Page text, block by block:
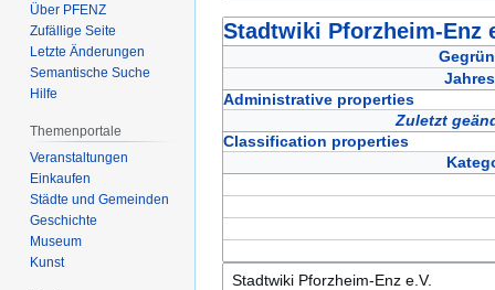
Zur
Navigation
Zur
Suche
Stadtwiki Pforzheim-Enz
Administrative properties
Zuletzt
Classification properties
Über PFENZ
Zufällige Seite
Letzte Änderungen
Semantische Suche
Hilfe
Themenportale
Veranstaltungen
Einkaufen
Städte und Gemeinden
Geschichte
Museum
Kunst